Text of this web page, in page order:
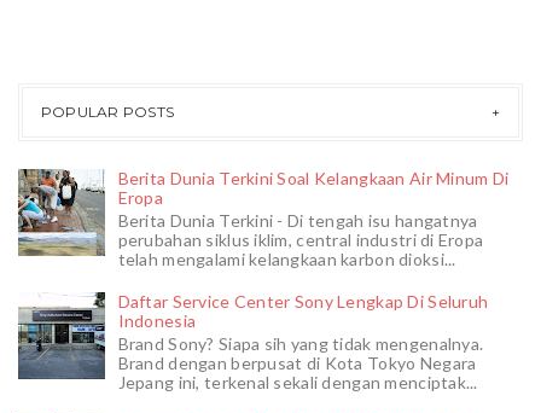
POPULAR POSTS
Berita Dunia Terkini Soal Kelangkaan Air Minum Di
Eropa
Berita Dunia Terkini - Di tengah isu hangatnya
perubahan siklus iklim, central industri di Eropa
telah mengalami kelangkaan karbon dioksi...
Daftar Service Center Sony Lengkap Di Seluruh
Indonesia
Brand Sony? Siapa sih yang tidak mengenalnya.
Brand dengan berpusat di Kota Tokyo Negara
Jepang ini, terkenal sekali dengan menciptak...